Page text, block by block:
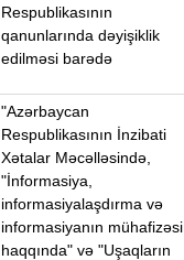
Respublikasının
qanunlarında dəyişiklik
edilməsi barədə
"Azərbaycan
Respublikasının İnzibati
Xətalar Məcəlləsində,
"İnformasiya,
informasiyalaşdırma və
informasiyanın mühafizəsi
haqqında" və "Uşaqların